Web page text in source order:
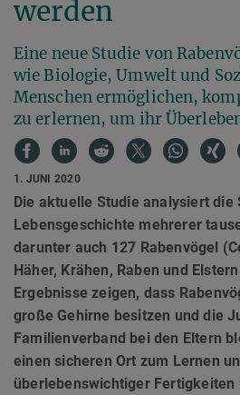
werden
Eine neue Studie von
wie Biologie, Umwelt und
Menschen ermöglichen,
zu erlernen, um ihr
1. JUNI 2020
Die aktuelle Studie analysiert die
Lebensgeschichte mehrerer
darunter auch 127 Rabenvögel
Häher, Krähen, Raben und
Ergebnisse zeigen, dass
große Gehirne besitzen und die
Familienverband bei den Eltern
einen sicheren Ort zum Lernen
überlebenswichtiger Fertigkeiten